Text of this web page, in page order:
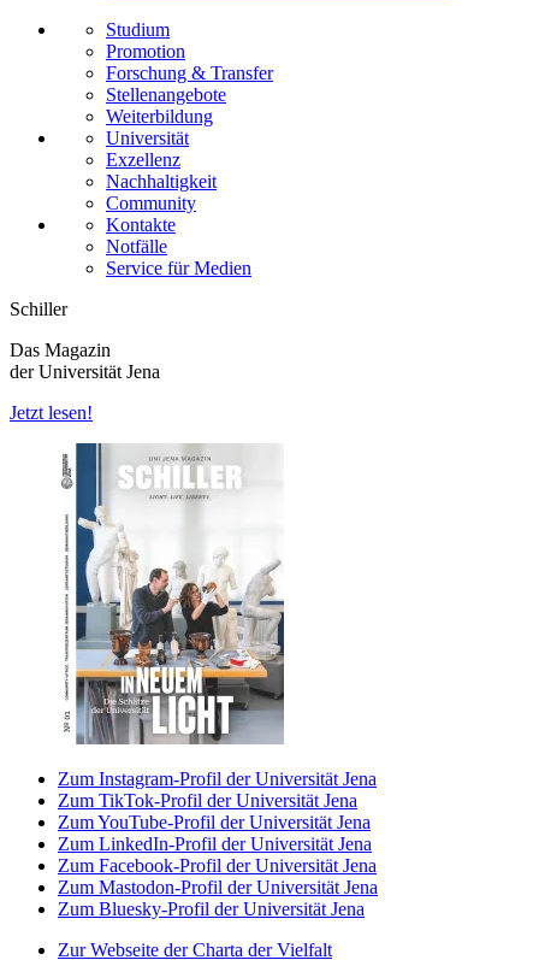
Studium
Promotion
Forschung & Transfer
Stellenangebote
Weiterbildung
Universität
Exzellenz
Nachhaltigkeit
Community
Kontakte
Notfälle
Service für Medien
Schiller
Das Magazin
der Universität Jena
Jetzt lesen!
Zum Instagram-Profil der Universität Jena
Zum TikTok-Profil der Universität Jena
Zum YouTube-Profil der Universität Jena
Zum LinkedIn-Profil der Universität Jena
Zum Facebook-Profil der Universität Jena
Zum Mastodon-Profil der Universität Jena
Zum Bluesky-Profil der Universität Jena
Zur Webseite der Charta der Vielfalt